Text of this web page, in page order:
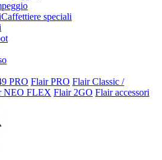
Caffettiere speciali
PRO Flair PRO Flair Classic /
NEO FLEX Flair 2GO Flair accessori